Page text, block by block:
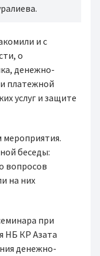
и с
о
денежно-
платежной
услуг и защите
мероприятия.
беседы:
вопросов
на них
при
НБ КР Азата
денежно-